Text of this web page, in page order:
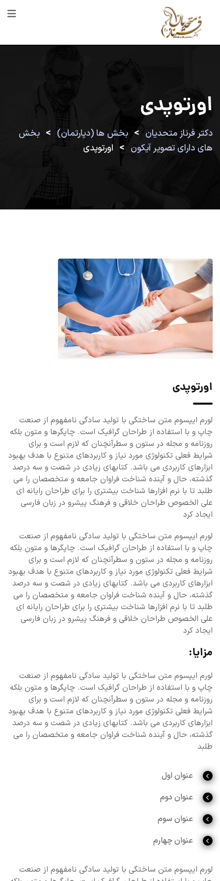
اورتوپدی
دکتر فرناز متحدیان > بخش ها (دپارتمان) > بخش
های دارای تصویر آیکون > اورتوپدی
اورتوپدی
لورم ایپسوم متن ساختگی با تولید سادگی نامفهوم از صنعت
چاپ و با استفاده از طراحان گرافیک است. چاپگرها و متون بلکه
روزنامه و مجله در ستون و سطرآنچنان که لازم است و برای
شرایط فعلی تکنولوژی مورد نیاز و کاربردهای متنوع با هدف بهبود
ابزارهای کاربردی می باشد. کتابهای زیادی در شصت و سه درصد
گذشته، حال و آینده شناخت فراوان جامعه و متخصصان را می
طلبد تا با نرم افزارها شناخت بیشتری را برای طراحان رایانه ای
علی الخصوص طراحان خلاقی و فرهنگ پیشرو در زبان فارسی
ایجاد کرد
لورم ایپسوم متن ساختگی با تولید سادگی نامفهوم از صنعت
چاپ و با استفاده از طراحان گرافیک است. چاپگرها و متون بلکه
روزنامه و مجله در ستون و سطرآنچنان که لازم است و برای
شرایط فعلی تکنولوژی مورد نیاز و کاربردهای متنوع با هدف بهبود
ابزارهای کاربردی می باشد. کتابهای زیادی در شصت و سه درصد
گذشته، حال و آینده شناخت فراوان جامعه و متخصصان را می
طلبد تا با نرم افزارها شناخت بیشتری را برای طراحان رایانه ای
علی الخصوص طراحان خلاقی و فرهنگ پیشرو در زبان فارسی
ایجاد کرد
مزایا:
لورم ایپسوم متن ساختگی با تولید سادگی نامفهوم از صنعت
چاپ و با استفاده از طراحان گرافیک است. چاپگرها و متون بلکه
روزنامه و مجله در ستون و سطرآنچنان که لازم است و برای
شرایط فعلی تکنولوژی مورد نیاز و کاربردهای متنوع با هدف بهبود
ابزارهای کاربردی می باشد. کتابهای زیادی در شصت و سه درصد
گذشته، حال و آینده شناخت فراوان جامعه و متخصصان را می
طلبد
عنوان اول
عنوان دوم
عنوان سوم
عنوان چهارم
لورم ایپسوم متن ساختگی با تولید سادگی نامفهوم از صنعت